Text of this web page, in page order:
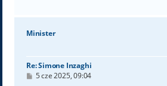
Minister
Re: Simone Inzaghi
P5 cze 2025, 09:04